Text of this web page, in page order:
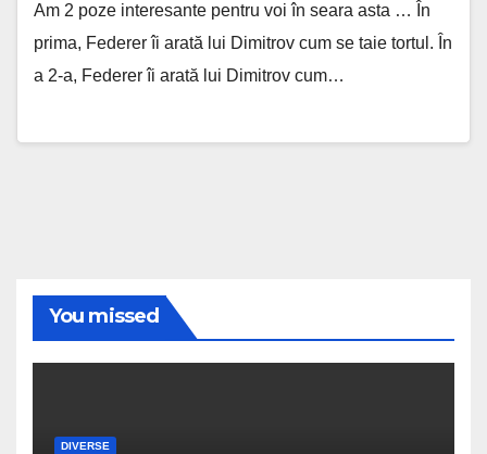
Am 2 poze interesante pentru voi în seara asta … În
prima, Federer îi arată lui Dimitrov cum se taie tortul. În
a 2-a, Federer îi arată lui Dimitrov cum…
You missed
DIVERSE